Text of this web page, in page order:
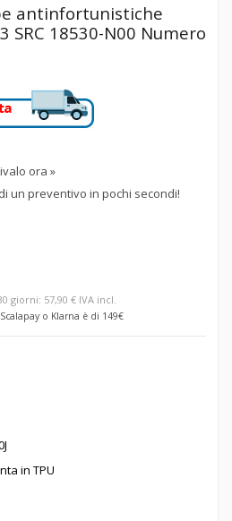
antinfortunistiche
SRC 18530-N00 Numero
ora »
un preventivo in pochi secondi!
giorni: 57,90 € IVA incl.
o Klarna è di 149€
in TPU